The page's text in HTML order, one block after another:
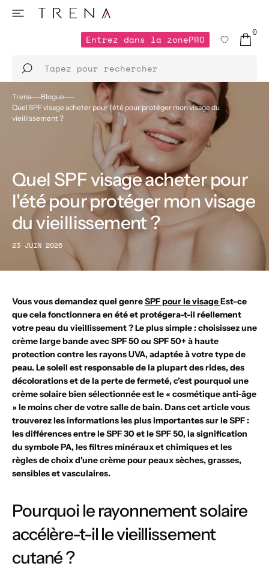
PASSER
Tapez pour rechercher
Entrez dans la zonePRO
0
0
Trena
Blogue
Quel SPF visage acheter pour l'été pour protéger mon visage du
vieillissement ?
Quel SPF visage acheter pour
l'été pour protéger mon visage
du vieillissement ?
23 JUIN 2026
Vous vous demandez quel genreSPF pour le visageEst-ce
que cela fonctionnera en été et protégera-t-il réellement
votre peau du vieillissement ? Le plus simple : choisissez une
crème large bande avec SPF 50 ou SPF 50+ à haute
protection contre les rayons UVA, adaptée à votre type de
peau. Le soleil est responsable de la plupart des rides, des
décolorations et de la perte de fermeté, c'est pourquoi une
crème solaire bien sélectionnée est le « cosmétique anti-âge
» le moins cher de votre salle de bain. Dans cet article vous
trouverez les informations les plus importantes sur le SPF :
les différences entre le SPF 30 et le SPF 50, la signification
du symbole PA, les filtres minéraux et chimiques et les
règles de choix d'une crème pour peaux sèches, grasses,
sensibles et vasculaires.
Pourquoi le rayonnement solaire
accélère-t-il le vieillissement
cutané ?